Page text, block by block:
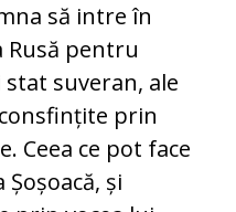
să intre în
Rusă pentru
suveran, ale
prin
Ceea ce pot face
Șoșoacă, și